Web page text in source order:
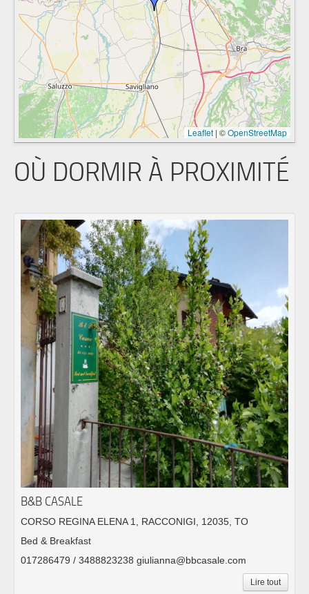
Leaflet | ©OpenStreetMap
OÙ DORMIR À PROXIMITÉ
B&B CASALE
CORSO REGINA ELENA 1, RACCONIGI, 12035, TO
Bed & Breakfast
017286479 / 3488823238 giulianna@bbcasale.com
Lire tout